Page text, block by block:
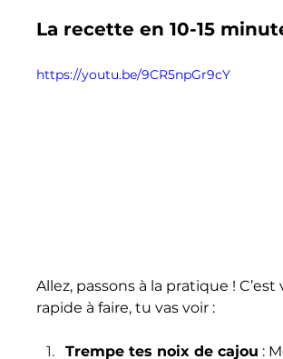
La recette en 10-15
https://youtu.be/9CR5npGr9cY
Allez, passons à la pratique !
rapide à faire, tu vas voir :
Trempe tes noix de cajou :